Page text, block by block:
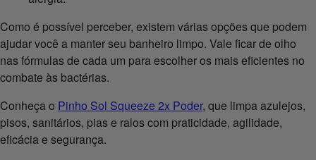
Como é possível perceber, existem várias opções que podem
ajudar você a manter seu banheiro limpo. Vale ficar de olho
nas fórmulas de cada um para escolher os mais eficientes no
combate às bactérias.
Conheça o Pinho Sol Squeeze 2x Poder, que limpa azulejos,
pisos, sanitários, pias e ralos com praticidade, agilidade,
eficácia e segurança.